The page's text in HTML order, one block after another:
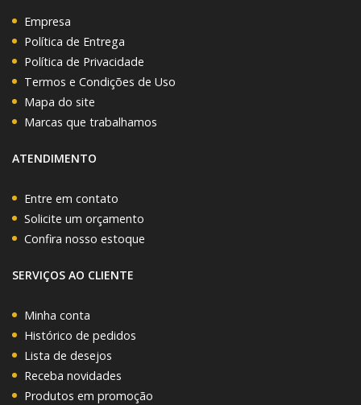
Empresa
Política de Entrega
Política de Privacidade
Termos e Condições de Uso
Mapa do site
Marcas que trabalhamos
ATENDIMENTO
Entre em contato
Solicite um orçamento
Confira nosso estoque
SERVIÇOS AO CLIENTE
Minha conta
Histórico de pedidos
Lista de desejos
Receba novidades
Produtos em promoção